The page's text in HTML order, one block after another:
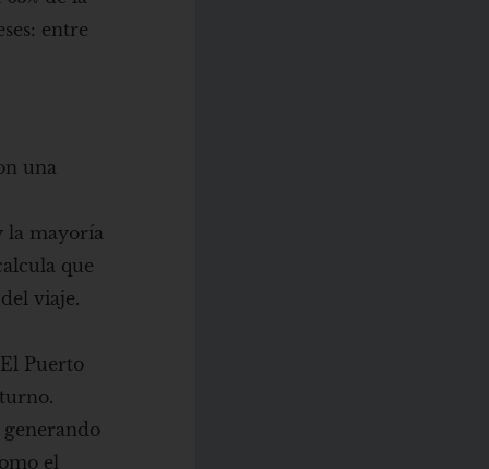
entre
una
la mayoría
que
viaje.
Puerto
generando
el